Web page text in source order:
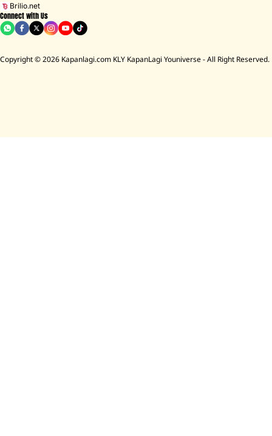
Brilio.net
Connect with Us
Copyright © 2026 Kapanlagi.com KLY KapanLagi Youniverse - All Right Reserved.